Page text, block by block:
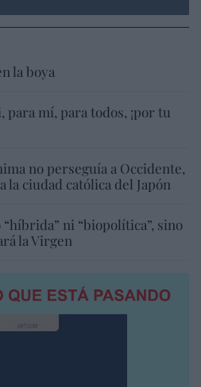
la boya
mí, para todos, ¡por tu
no perseguía a Occidente,
la ciudad católica del Japón
“híbrida” ni “biopolítica”, sino
la Virgen